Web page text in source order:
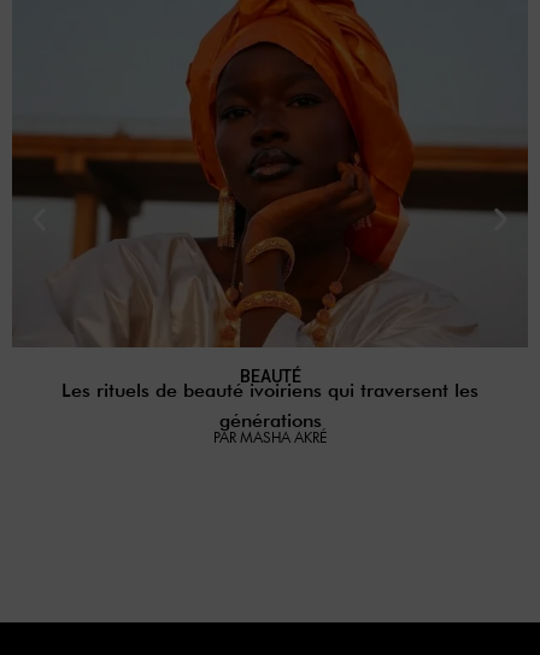
BEAUTÉ
Les rituels de beauté ivoiriens qui traversent les
générations
PAR MASHA AKRÉ